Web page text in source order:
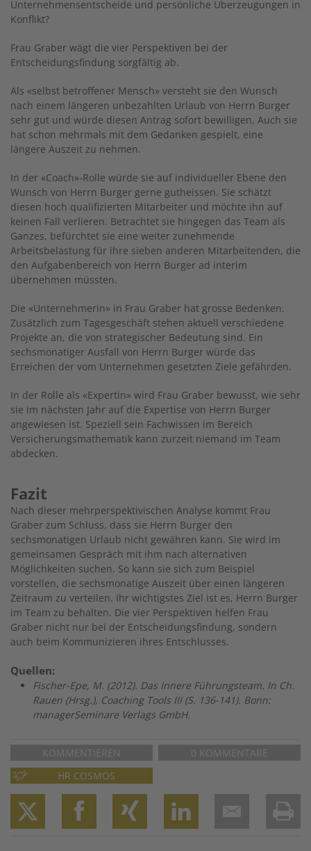
Unternehmensentscheide und persönliche Überzeugungen in
Konflikt?
Frau Graber wägt die vier Perspektiven bei der
Entscheidungsfindung sorgfältig ab.
Als «selbst betroffener Mensch» versteht sie den Wunsch
nach einem längeren unbezahlten Urlaub von Herrn Burger
sehr gut und würde diesen Antrag sofort bewilligen. Auch sie
hat schon mehrmals mit dem Gedanken gespielt, eine
längere Auszeit zu nehmen.
In der «Coach»-Rolle würde sie auf individueller Ebene den
Wunsch von Herrn Burger gerne gutheissen. Sie schätzt
diesen hoch qualifizierten Mitarbeiter und möchte ihn auf
keinen Fall verlieren. Betrachtet sie hingegen das Team als
Ganzes, befürchtet sie eine weiter zunehmende
Arbeitsbelastung für ihre sieben anderen Mitarbeitenden, die
den Aufgabenbereich von Herrn Burger ad interim
übernehmen müssten.
Die «Unternehmerin» in Frau Graber hat grosse Bedenken.
Zusätzlich zum Tagesgeschäft stehen aktuell verschiedene
Projekte an, die von strategischer Bedeutung sind. Ein
sechsmonatiger Ausfall von Herrn Burger würde das
Erreichen der vom Unternehmen gesetzten Ziele gefährden.
In der Rolle als «Expertin» wird Frau Graber bewusst, wie sehr
sie im nächsten Jahr auf die Expertise von Herrn Burger
angewiesen ist. Speziell sein Fachwissen im Bereich
Versicherungsmathematik kann zurzeit niemand im Team
abdecken.
Fazit
Nach dieser mehrperspektivischen Analyse kommt Frau
Graber zum Schluss, dass sie Herrn Burger den
sechsmonatigen Urlaub nicht gewähren kann. Sie wird im
gemeinsamen Gespräch mit ihm nach alternativen
Möglichkeiten suchen. So kann sie sich zum Beispiel
vorstellen, die sechsmonatige Auszeit über einen längeren
Zeitraum zu verteilen. Ihr wichtigstes Ziel ist es, Herrn Burger
im Team zu behalten. Die vier Perspektiven helfen Frau
Graber nicht nur bei der Entscheidungsfindung, sondern
auch beim Kommunizieren ihres Entschlusses.
Quellen:
Fischer-Epe, M. (2012). Das Innere Führungsteam. In Ch.
Rauen (Hrsg.), Coaching Tools III (S. 136-141). Bonn:
managerSeminare Verlags GmbH.
KOMMENTIEREN
0 KOMMENTARE
HR COSMOS